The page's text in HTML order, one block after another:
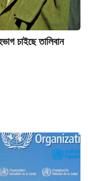
চাইছে তালিবান